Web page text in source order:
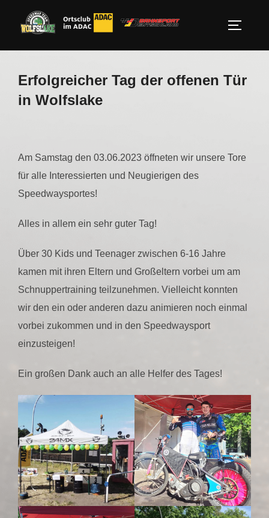
Inhalt
Erfolgreicher Tag der offenen Tür
in Wolfslake
Am Samstag den 03.06.2023 öffneten wir unsere Tore
für alle Interessierten und Neugierigen des
Speedwaysportes!
Alles in allem ein sehr guter Tag!
Über 30 Kids und Teenager zwischen 6-16 Jahre
kamen mit ihren Eltern und Großeltern vorbei um am
Schnuppertraining teilzunehmen. Vielleicht konnten
wir den ein oder anderen dazu animieren noch einmal
vorbei zukommen und in den Speedwaysport
einzusteigen!
Ein großen Dank auch an alle Helfer des Tages!